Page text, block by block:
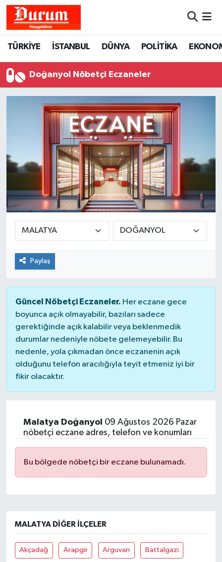
TÜRKİYE İSTANBUL DÜNYA POLİTİKA
Doğanyol Nöbetçi Eczaneler
Paylaş
Güncel Nöbetçi Eczaneler. Her eczane gece
boyunca açık olmayabilir, bazıları sadece
gerektiğinde açık kalabilir veya beklenmedik
durumlar nedeniyle nöbete gelemeyebilir. Bu
nedenle, yola çıkmadan önce eczanenin açık
olduğunu telefon aracılığıyla teyit etmeniz iyi bir
fikir olacaktır.
Malatya Doğanyol 09 Ağustos 2026 Pazar
nöbetçi eczane adres, telefon ve konumları
Bu bölgede nöbetçi bir eczane bulunamadı.
MALATYA DIĞER İLÇELER
Akçadağ Arapgir Arguvan Battalgazi
Hava Durumu
Namaz Vakitleri
Trafik Durumu
Süper Lig Puan Durumu ve Fikstür
Tüm Manşetler
Son Dakika Haberleri
Haber Arşivi